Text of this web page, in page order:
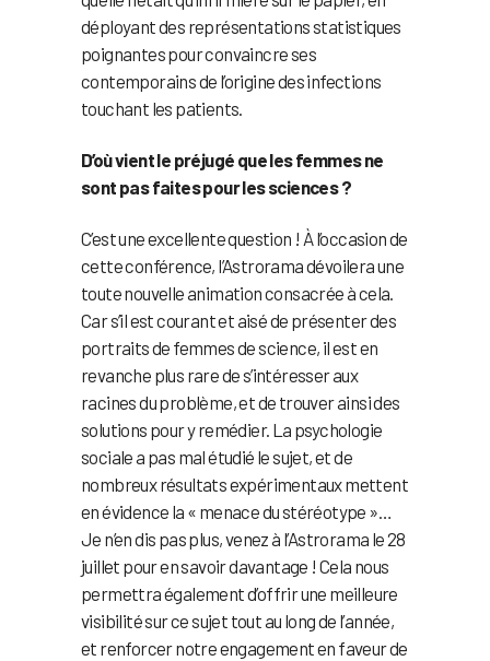
déployant des représentations statistiques
poignantes pour convaincre ses
contemporains de l’origine des infections
touchant les patients.
D’où vient le préjugé que les femmes ne
sont pas faites pour les sciences ?
C’est une excellente question ! À l’occasion de
cette conférence, l’Astrorama dévoilera une
toute nouvelle animation consacrée à cela.
Car s’il est courant et aisé de présenter des
portraits de femmes de science, il est en
revanche plus rare de s’intéresser aux
racines du problème, et de trouver ainsi des
solutions pour y remédier. La psychologie
sociale a pas mal étudié le sujet, et de
nombreux résultats expérimentaux mettent
en évidence la « menace du stéréotype »…
Je n’en dis pas plus, venez à l’Astrorama le 28
juillet pour en savoir davantage ! Cela nous
permettra également d’offrir une meilleure
visibilité sur ce sujet tout au long de l’année,
et renforcer notre engagement en faveur de